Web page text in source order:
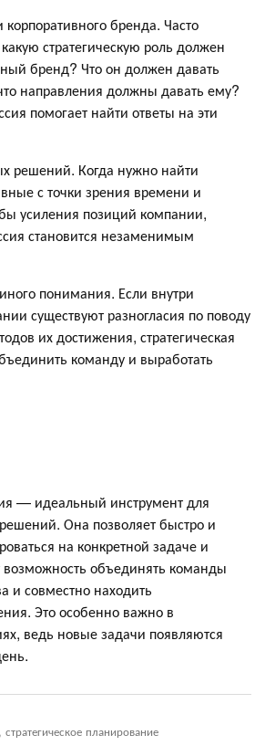
бренда. Часто
стратегическую роль должен
бренд? Что он должен давать
направления должны давать ему?
помогает найти ответы на эти
решений. Когда нужно найти
с точки зрения времени и
усиления позиций компании,
становится незаменимым
понимания. Если внутри
существуют разногласия по поводу
их достижения, стратегическая
команду и выработать
— идеальный инструмент для
Она позволяет быстро и
на конкретной задаче и
объединять команды
и совместно находить
Это особенно важно в
ведь новые задачи появляются
планирование